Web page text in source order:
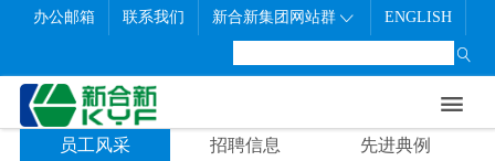
办公邮箱 联系我们 新合新集团网站群  ENGLISH


公司概况
企业文化
公司新闻
展会信息
生产制造
质量管理
联系方式
在线留言
员工风采
招聘信息员工风采 招聘信息 先进典例